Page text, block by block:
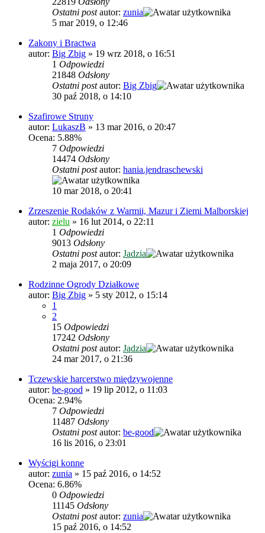
Ostatni postautor: zunia
5 mar 2019, o 12:46
Zakony i Bractwa
autor: Big Zbig » 19 wrz 2018, o 16:51
1 Odpowiedzi
21848 Odsłony
Ostatni postautor: Big Zbig
30 paź 2018, o 14:10
Szafirowe Struny
autor: LukaszB » 13 mar 2016, o 20:47
Ocena: 5.88%
7 Odpowiedzi
14474 Odsłony
Ostatni postautor: hania.jendraschewski
10 mar 2018, o 20:41
Zrzeszenie Rodaków z Warmii, Mazur i Ziemi Malborskiej
autor: zielu » 16 lut 2014, o 22:11
1 Odpowiedzi
9013 Odsłony
Ostatni postautor: Jadzia
2 maja 2017, o 20:09
Rodzinne Ogrody Działkowe
autor: Big Zbig » 5 sty 2012, o 15:14
1
2
15 Odpowiedzi
17242 Odsłony
Ostatni postautor: Jadzia
24 mar 2017, o 21:36
Tczewskie harcerstwo międzywojenne
autor: be-good » 19 lip 2012, o 11:03
Ocena: 2.94%
7 Odpowiedzi
11487 Odsłony
Ostatni postautor: be-good
16 lis 2016, o 23:01
Wyścigi konne
autor: zunia » 15 paź 2016, o 14:52
Ocena: 6.86%
0 Odpowiedzi
11145 Odsłony
Ostatni postautor: zunia
15 paź 2016, o 14:52